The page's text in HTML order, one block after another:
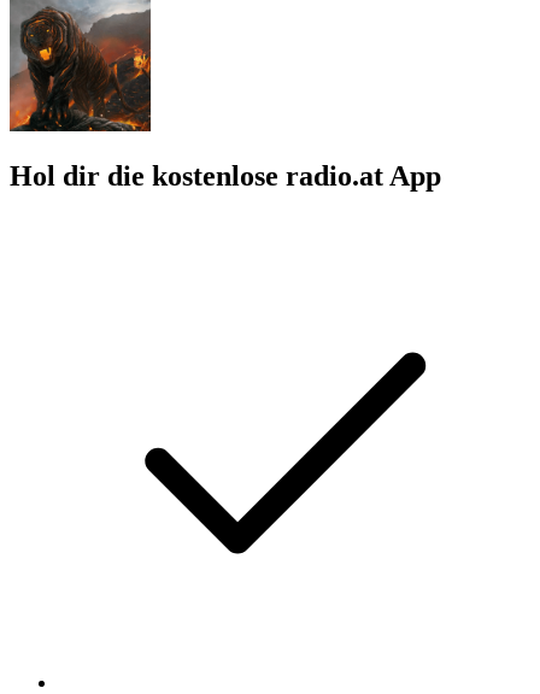
Hol dir die kostenlose radio.at App